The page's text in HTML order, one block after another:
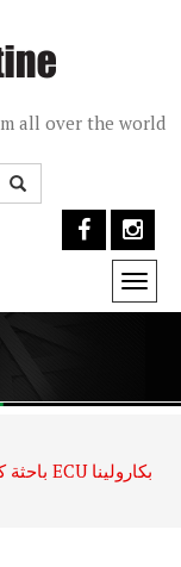
all over the world